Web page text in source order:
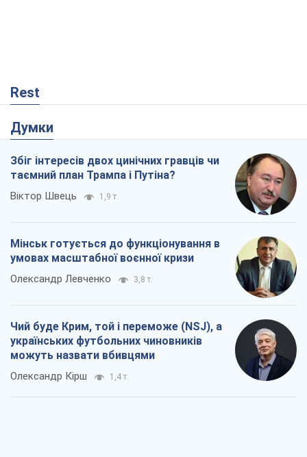
Rest
Думки
Збіг інтересів двох цинічних гравців чи
таємний план Трампа і Путіна?
Віктор Швець 1,9 т.
Мінськ готується до функціонування в
умовах масштабної воєнної кризи
Олександр Левченко 3,8 т.
Чий буде Крим, той і переможе (NSJ), а
українських футбольних чиновників
можуть назвати вбивцями
Олександр Кірш 1,4 т.